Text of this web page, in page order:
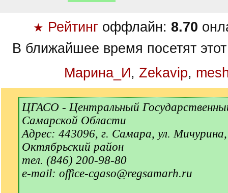
★ Рейтинг оффлайн: 8.70
В ближайшее время посетят
Марина_И, Zekavip,
[
q
]
ЦГАСО - Центральный
Самарской Области
Адрес: 443096, г. Самара, ул.
Октябрьский район
тел. (846) 200-98-80
e-mail: office-cgaso@regsamarh.ru